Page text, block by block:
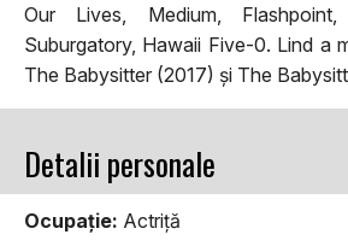
Our Lives, Medium, Flashpoint,
Suburgatory, Hawaii Five-0. Lind a
The Babysitter (2017) și The
Detalii personale
Ocupaţie: Actriţă